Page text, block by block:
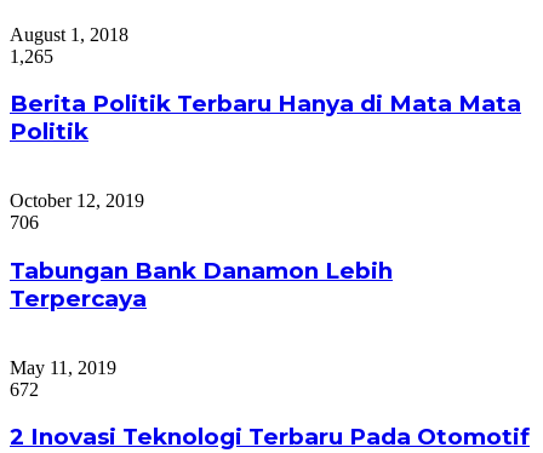
August 1, 2018
1,265
Berita Politik Terbaru Hanya di Mata Mata
Politik
October 12, 2019
706
Tabungan Bank Danamon Lebih
Terpercaya
May 11, 2019
672
2 Inovasi Teknologi Terbaru Pada Otomotif